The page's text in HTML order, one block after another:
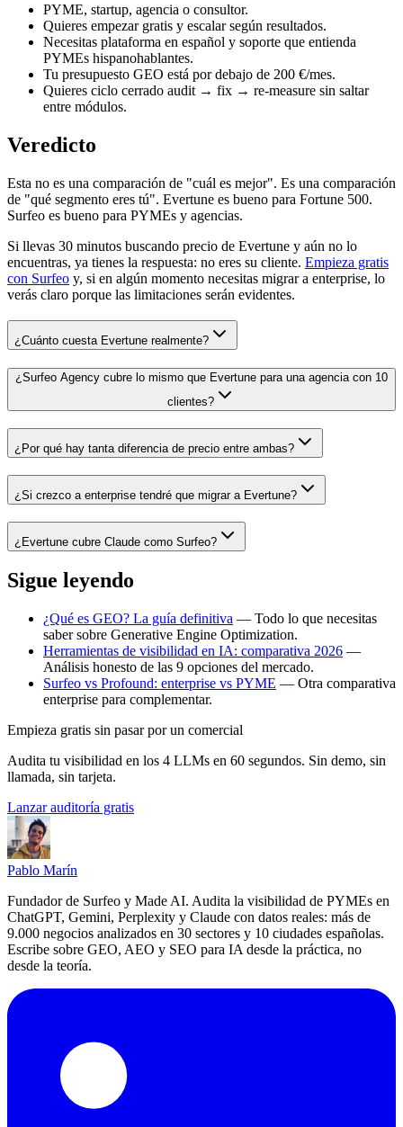
PYME, startup, agencia o consultor.
Quieres empezar gratis y escalar según resultados.
Necesitas plataforma en español y soporte que entienda
PYMEs hispanohablantes.
Tu presupuesto GEO está por debajo de 200 €/mes.
Quieres ciclo cerrado audit → fix → re-measure sin saltar
entre módulos.
Veredicto
Esta no es una comparación de "cuál es mejor". Es una comparación
de "qué segmento eres tú". Evertune es bueno para Fortune 500.
Surfeo es bueno para PYMEs y agencias.
Si llevas 30 minutos buscando precio de Evertune y aún no lo
encuentras, ya tienes la respuesta: no eres su cliente. Empieza gratis
con Surfeo y, si en algún momento necesitas migrar a enterprise, lo
verás claro porque las limitaciones serán evidentes.
¿Cuánto cuesta Evertune realmente?
¿Surfeo Agency cubre lo mismo que Evertune para una agencia con 10
clientes?
¿Por qué hay tanta diferencia de precio entre ambas?
¿Si crezco a enterprise tendré que migrar a Evertune?
¿Evertune cubre Claude como Surfeo?
Sigue leyendo
¿Qué es GEO? La guía definitiva — Todo lo que necesitas
saber sobre Generative Engine Optimization.
Herramientas de visibilidad en IA: comparativa 2026 —
Análisis honesto de las 9 opciones del mercado.
Surfeo vs Profound: enterprise vs PYME — Otra comparativa
enterprise para complementar.
Empieza gratis sin pasar por un comercial
Audita tu visibilidad en los 4 LLMs en 60 segundos. Sin demo, sin
llamada, sin tarjeta.
Lanzar auditoría gratis
Pablo Marín
Fundador de Surfeo y Made AI. Audita la visibilidad de PYMEs en
ChatGPT, Gemini, Perplexity y Claude con datos reales: más de
9.000 negocios analizados en 30 sectores y 10 ciudades españolas.
Escribe sobre GEO, AEO y SEO para IA desde la práctica, no
desde la teoría.